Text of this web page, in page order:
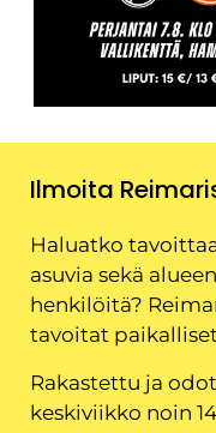
Ilmoita
Haluatko
asuvia sekä
henkilöitä?
tavoitat
Rakastettu ja
keskiviikko noin